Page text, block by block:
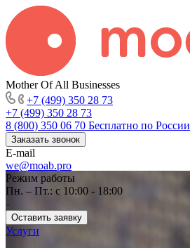
Mother Of All Businesses
+7 (499) 350 28 73
+7 (499) 350 28 73
8 (800) 350 06 70 Бесплатно по России
Заказать звонок
E-mail
we@moab.pro
Режим работы
Пн. – Пт.: с 10:00 - 18:00
Оставить заявку
Услуги